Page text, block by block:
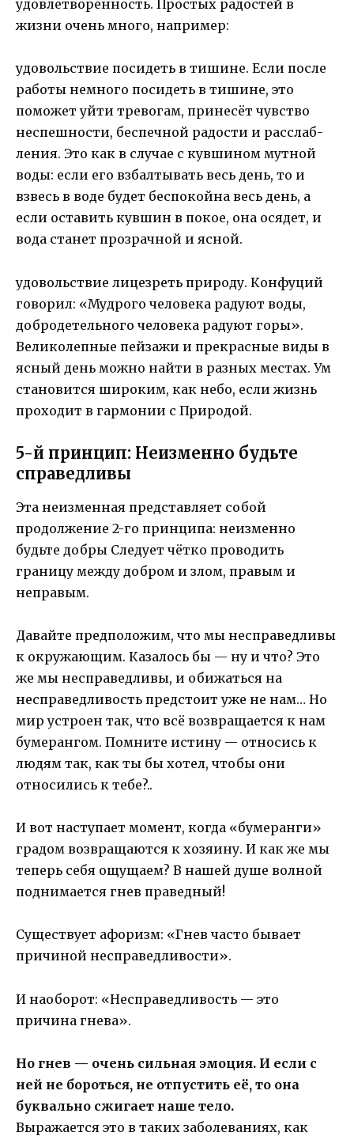
удовлетворённость. Простых радостей в
жизни очень много, например:
удовольствие посидеть в тишине. Если после
работы немного посидеть в тишине, это
поможет уйти тревогам, принесёт чувство
неспешности, беспечной радости и расслаб-
ления. Это как в случае с кувшином мутной
воды: если его взбалтывать весь день, то и
взвесь в воде будет беспокойна весь день, а
если оставить кувшин в покое, она осядет, и
вода станет прозрачной и ясной.
удовольствие лицезреть природу. Конфуций
говорил: «Мудрого человека радуют воды,
добродетельного человека радуют горы».
Великолепные пейзажи и прекрасные виды в
ясный день можно найти в разных местах. Ум
становится широким, как небо, если жизнь
проходит в гармонии с Природой.
5-й принцип: Неизменно будьте
справедливы
Эта неизменная представляет собой
продолжение 2-го принципа: неизменно
будьте добры Следует чётко проводить
границу между добром и злом, правым и
неправым.
Давайте предположим, что мы несправедливы
к окружающим. Казалось бы — ну и что? Это
же мы несправедливы, и обижаться на
несправедливость предстоит уже не нам… Но
мир устроен так, что всё возвращается к нам
бумерангом. Помните истину — относись к
людям так, как ты бы хотел, чтобы они
относились к тебе?..
И вот наступает момент, когда «бумеранги»
градом возвращаются к хозяину. И как же мы
теперь себя ощущаем? В нашей душе волной
поднимается гнев праведный!
Существует афоризм: «Гнев часто бывает
причиной несправедливости».
И наоборот: «Несправедливость — это
причина гнева».
Но гнев — очень сильная эмоция. И если с
ней не бороться, не отпустить её, то она
буквально сжигает наше тело.
Выражается это в таких заболеваниях, как